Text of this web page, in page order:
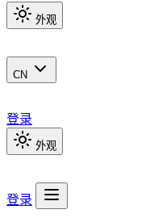
外观
CN
登录
外观
登录